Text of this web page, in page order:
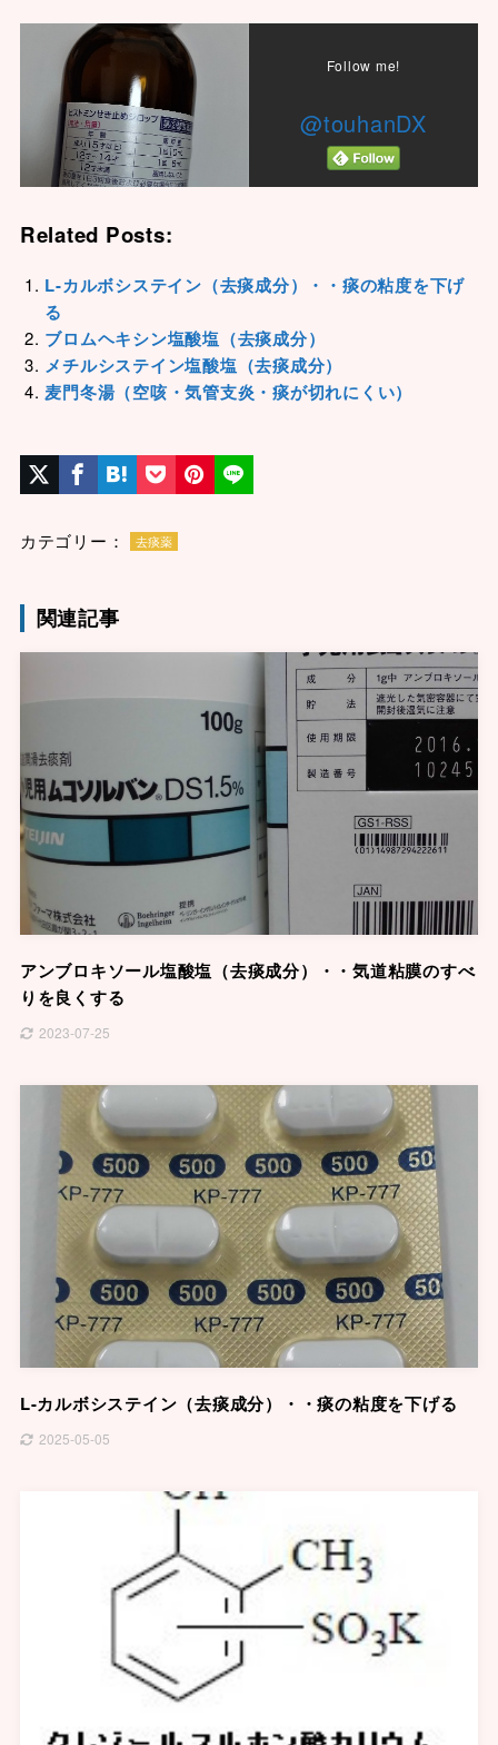
Follow me!
@touhanDX
Related Posts:
L-カルボシステイン（去痰成分）・・痰の粘度を下げ
る
ブロムヘキシン塩酸塩（去痰成分）
メチルシステイン塩酸塩（去痰成分）
麦門冬湯（空咳・気管支炎・痰が切れにくい）
カテゴリー： 去痰薬
関連記事
アンブロキソール塩酸塩（去痰成分）・・気道粘膜のすべ
りを良くする
2023-07-25
L-カルボシステイン（去痰成分）・・痰の粘度を下げる
2025-05-05